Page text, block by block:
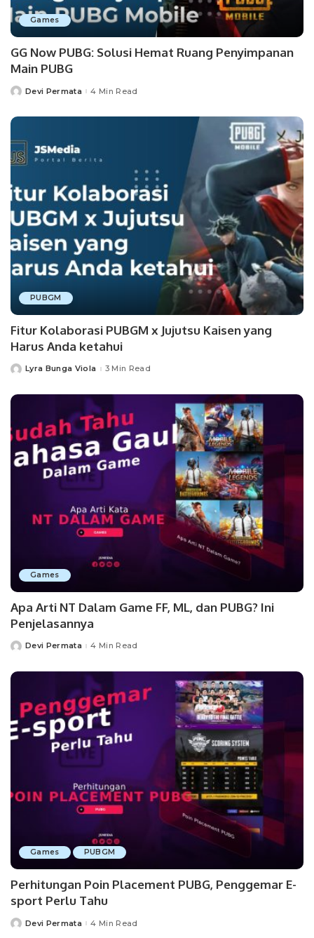
Games
GG Now PUBG: Solusi Hemat Ruang Penyimpanan
Main PUBG
PostedDevi Permata 4 Min Read
PUBGM
Fitur Kolaborasi PUBGM x Jujutsu Kaisen yang
Harus Anda ketahui
PostedLyra Bunga Viola 3 Min Read
Games
Apa Arti NT Dalam Game FF, ML, dan PUBG? Ini
Penjelasannya
PostedDevi Permata 4 Min Read
Games PUBGM
Perhitungan Poin Placement PUBG, Penggemar E-
sport Perlu Tahu
PostedDevi Permata 4 Min Read